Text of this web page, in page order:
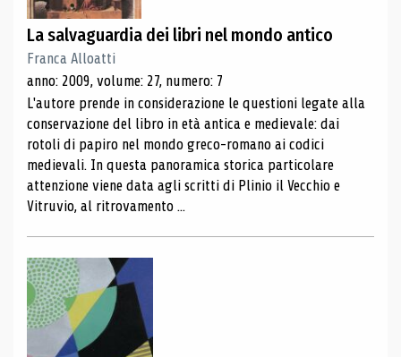
La salvaguardia dei libri nel mondo antico
Franca Alloatti
anno: 2009, volume: 27, numero: 7
L'autore prende in considerazione le questioni legate alla
conservazione del libro in età antica e medievale: dai
rotoli di papiro nel mondo greco-romano ai codici
medievali. In questa panoramica storica particolare
attenzione viene data agli scritti di Plinio il Vecchio e
Vitruvio, al ritrovamento ...